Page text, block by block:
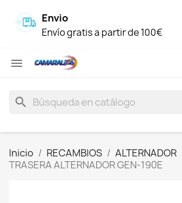
Envio
Envío gratis a partir de 100€

search
Inicio RECAMBIOS ALTERNADOR
TRASERA ALTERNADOR GEN-190E